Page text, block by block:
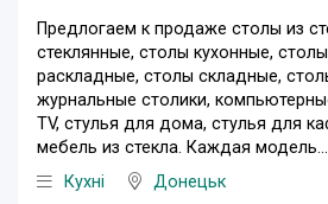
Предлогаем к продаже cтолы из
стеклянные, столы кухонные,
раскладные, столы складные,
журнальные столики,
TV, стулья для дома, cтулья для
мебель из стекла. Каждая модель...
Кухні
Донецьк